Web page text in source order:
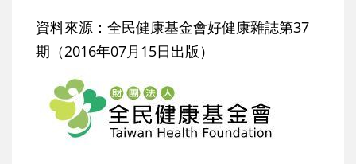
資料來源：全民健康基金會好健康雜誌第37
期（2016年07月15日出版）